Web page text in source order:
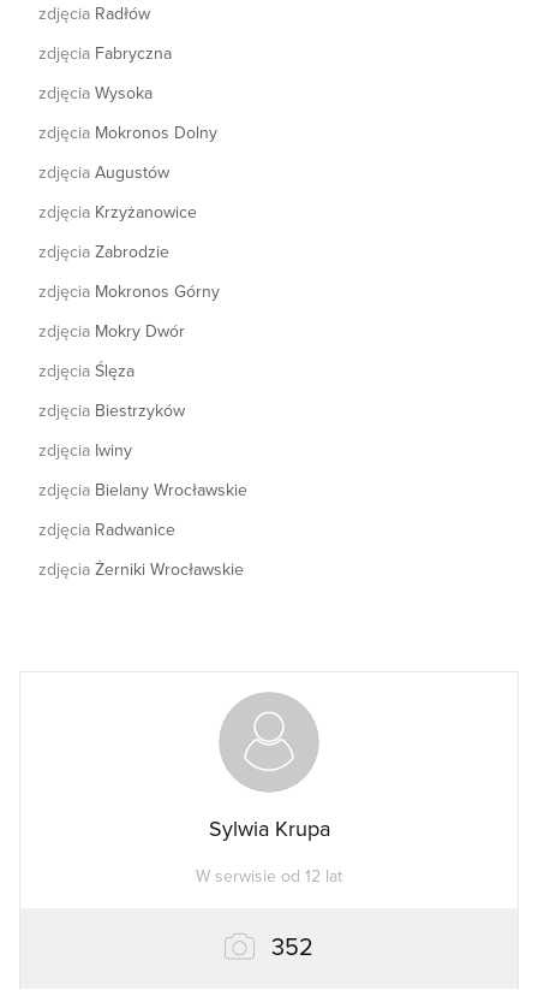
zdjęcia Radłów
zdjęcia Fabryczna
zdjęcia Wysoka
zdjęcia Mokronos Dolny
zdjęcia Augustów
zdjęcia Krzyżanowice
zdjęcia Zabrodzie
zdjęcia Mokronos Górny
zdjęcia Mokry Dwór
zdjęcia Ślęza
zdjęcia Biestrzyków
zdjęcia Iwiny
zdjęcia Bielany Wrocławskie
zdjęcia Radwanice
zdjęcia Żerniki Wrocławskie
Sylwia Krupa
W serwisie od 12 lat
352zdjęcia